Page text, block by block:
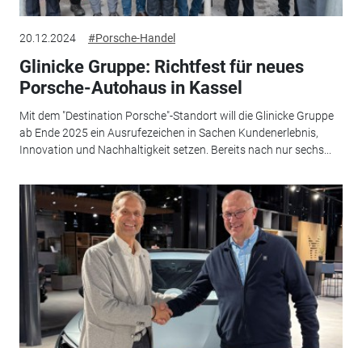
20.12.2024 #Porsche-Handel
Glinicke Gruppe: Richtfest für neues
Porsche-Autohaus in Kassel
Mit dem "Destination Porsche"-Standort will die Glinicke Gruppe
ab Ende 2025 ein Ausrufezeichen in Sachen Kundenerlebnis,
Innovation und Nachhaltigkeit setzen. Bereits nach nur sechs...